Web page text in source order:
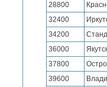
28800
32400
34200
36000
37800
39600